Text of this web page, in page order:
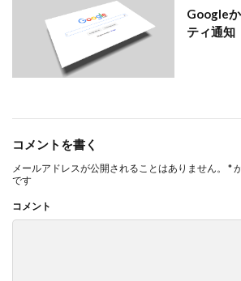
Google
ティ通知
コメントを書く
メールアドレスが公開されることはありません。 *
です
コメント